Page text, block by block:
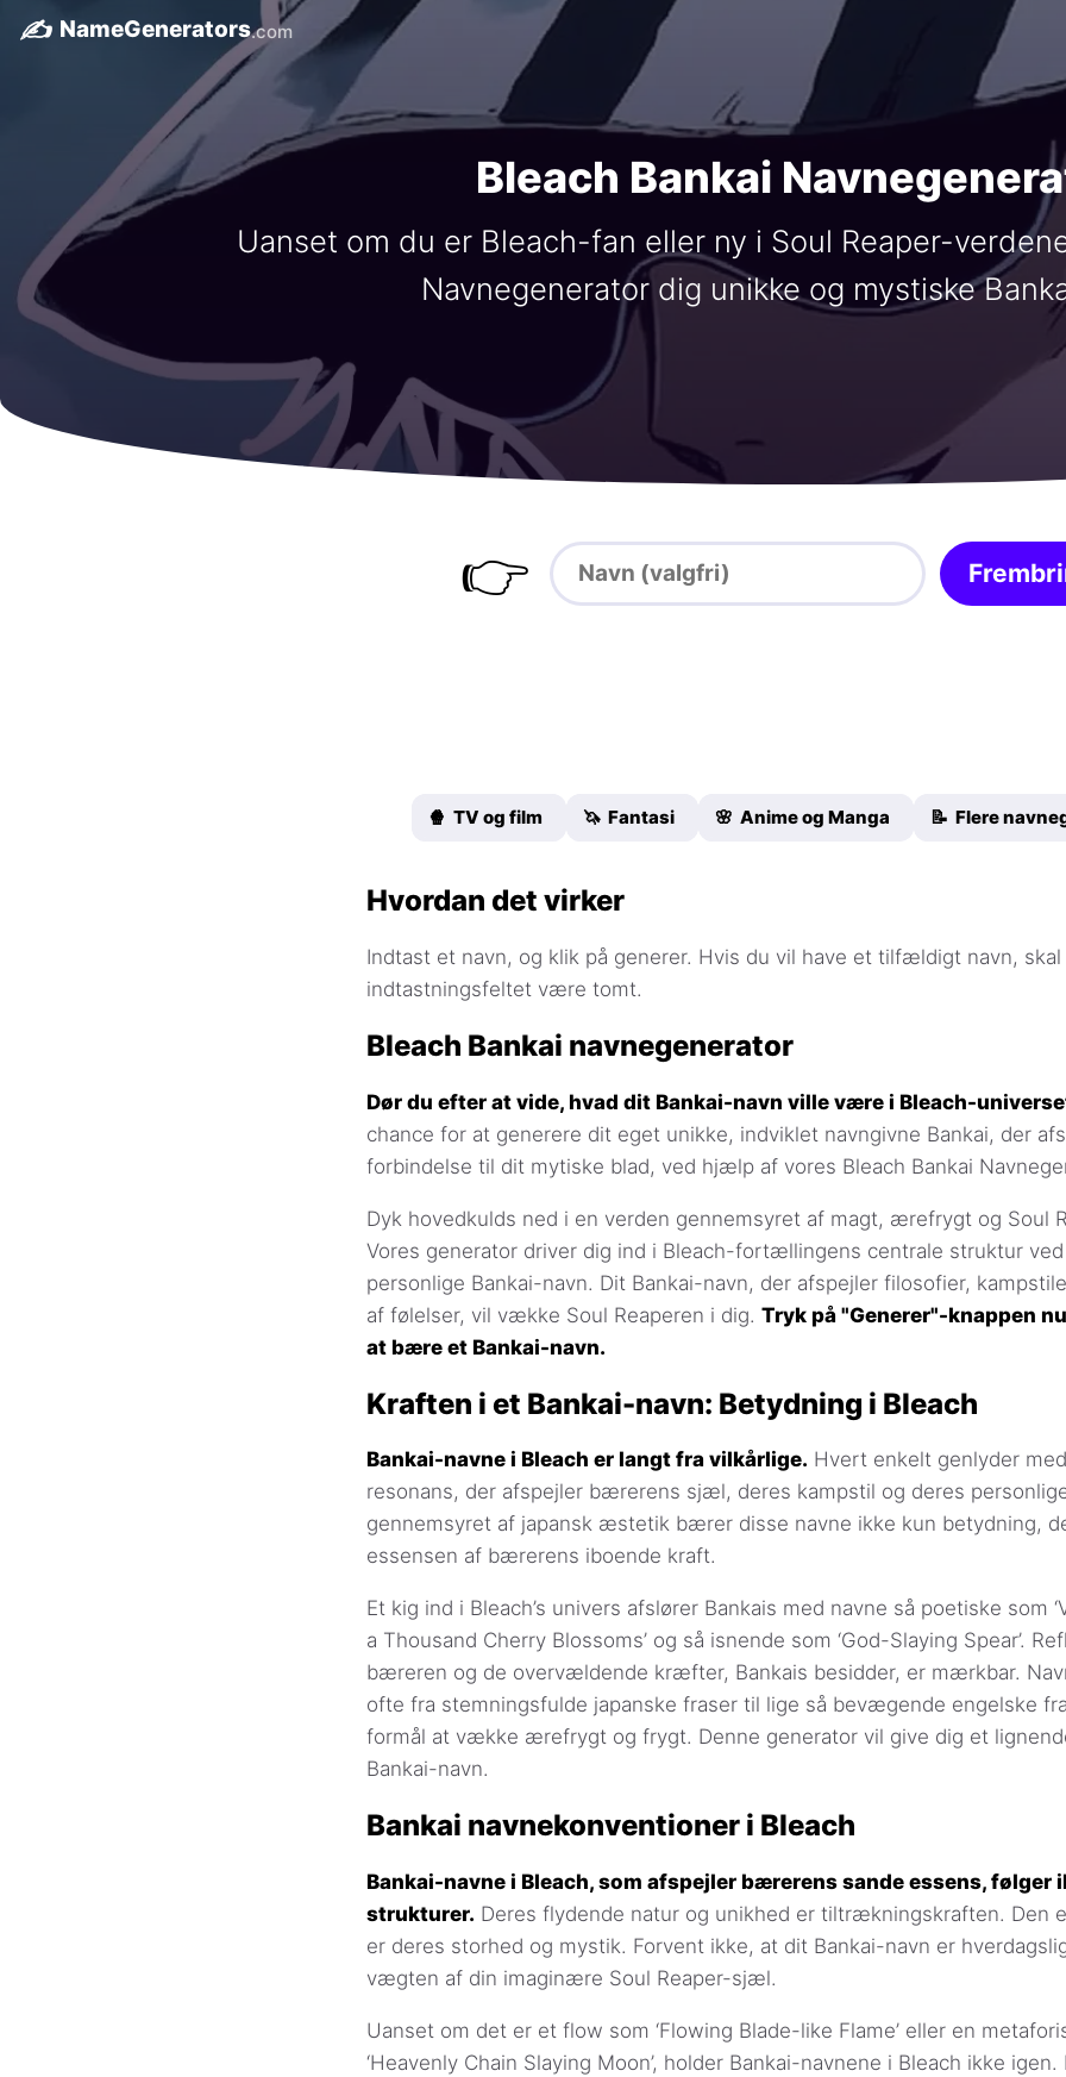
✍️ NameGenerators.com
Bleach Bankai
Uanset om du er Bleach-fan eller ny i Soul Reaper-
Navnegenerator dig unikke og mystiske
👉
🍿 TV og film 🦄 Fantasi 🌸 Anime og Manga 📝 Flere
Hvordan det virker
Indtast et navn, og klik på generer. Hvis du vil have et tilfældigt navn,
indtastningsfeltet være tomt.
Bleach Bankai navnegenerator
Dør du efter at vide, hvad dit Bankai-navn ville være i Bleach-
chance for at generere dit eget unikke, indviklet navngivne Bankai, der
forbindelse til dit mytiske blad, ved hjælp af vores Bleach Bankai
Dyk hovedkulds ned i en verden gennemsyret af magt, ærefrygt og Soul
Vores generator driver dig ind i Bleach-fortællingens centrale struktur
personlige Bankai-navn. Dit Bankai-navn, der afspejler filosofier,
af følelser, vil vække Soul Reaperen i dig. Tryk på "Generer"-knappen
at bære et Bankai-navn.
Kraften i et Bankai-navn: Betydning i Bleach
Bankai-navne i Bleach er langt fra vilkårlige. Hvert enkelt genlyder
resonans, der afspejler bærerens sjæl, deres kampstil og deres
gennemsyret af japansk æstetik bærer disse navne ikke kun betydning,
essensen af bærerens iboende kraft.
Et kig ind i Bleach’s univers afslører Bankais med navne så poetiske som
a Thousand Cherry Blossoms’ og så isnende som ‘God-Slaying Spear’.
bæreren og de overvældende kræfter, Bankais besidder, er mærkbar.
ofte fra stemningsfulde japanske fraser til lige så bevægende engelske
formål at vække ærefrygt og frygt. Denne generator vil give dig et
Bankai-navn.
Bankai navnekonventioner i Bleach
Bankai-navne i Bleach, som afspejler bærerens sande essens, følger
strukturer. Deres flydende natur og unikhed er tiltrækningskraften. Den
er deres storhed og mystik. Forvent ikke, at dit Bankai-navn er
vægten af din imaginære Soul Reaper-sjæl.
Uanset om det er et flow som ‘Flowing Blade-like Flame’ eller en
‘Heavenly Chain Slaying Moon’, holder Bankai-navnene i Bleach ikke